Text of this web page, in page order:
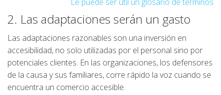
Le puede ser útil un glosario de términos
2. Las adaptaciones serán un gasto
Las adaptaciones razonables son una inversión en
accesibilidad, no solo utilizadas por el personal sino por
potenciales clientes. En las organizaciones, los defensores
de la causa y sus familiares, corre rápido la voz cuando se
encuentra un comercio accesible.